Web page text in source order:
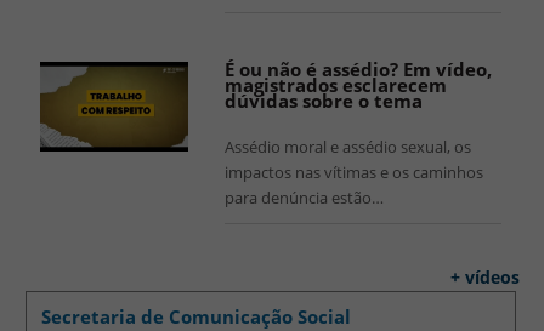
É ou não é assédio? Em vídeo,
magistrados esclarecem
dúvidas sobre o tema
Assédio moral e assédio sexual, os
impactos nas vítimas e os caminhos
para denúncia estão…
+ vídeos
Secretaria de Comunicação Social